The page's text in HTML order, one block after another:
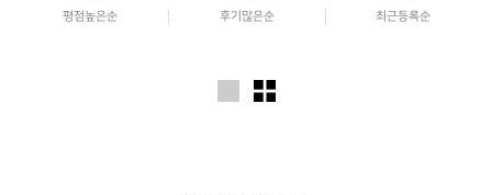
평점높은순 후기많은순 최근등록순